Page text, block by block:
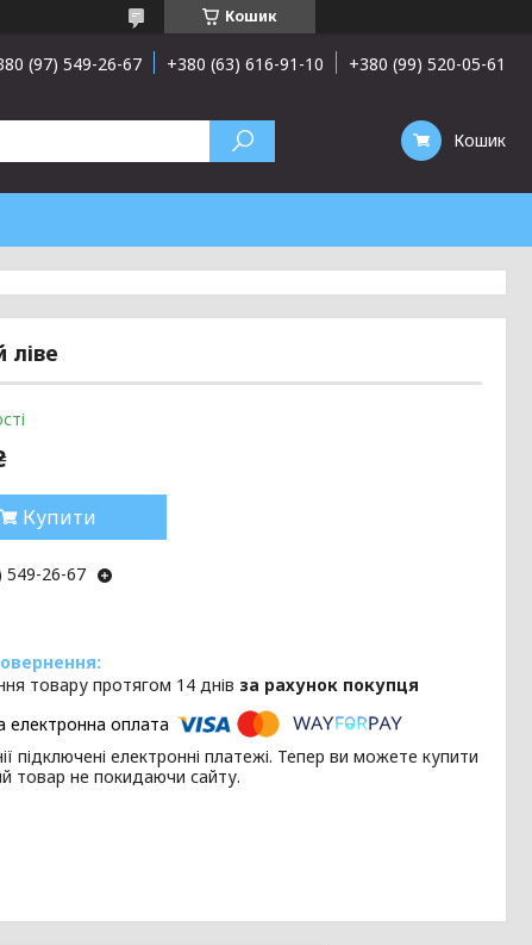
Кошик
(97) 549-26-67 +380 (63) 616-91-10 +380 (99) 520-05-61
Кошик
ліве
Купити
549-26-67
товару протягом 14 днів за рахунок покупця
підключені електронні платежі. Тепер ви можете купити
товар не покидаючи сайту.